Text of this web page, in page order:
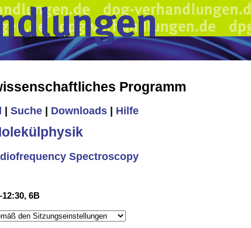
Programm
Suche Downloads Hilfe
Spectroscopy
6B